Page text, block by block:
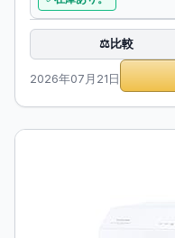
⚖️比較
2026年07月21日